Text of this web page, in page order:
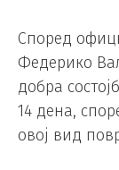
Според
Федерико
добра
14 дена,
овој вид